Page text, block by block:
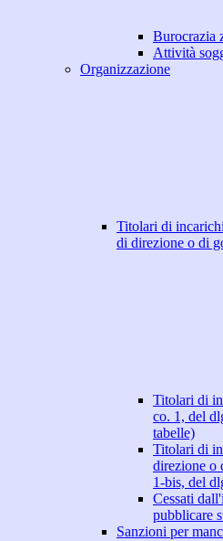
Burocrazia
Attività
Organizzazione
Titolari di
di direzione o di
Titolari di
co. 1, del
tabelle)
Titolari di
direzione o
1-bis, del
Cessati
pubblicare
Sanzioni per